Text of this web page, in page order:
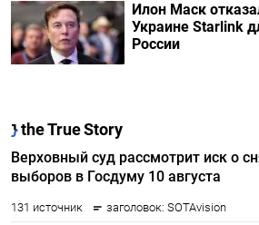
Илон Маск
Украине Starlink
России